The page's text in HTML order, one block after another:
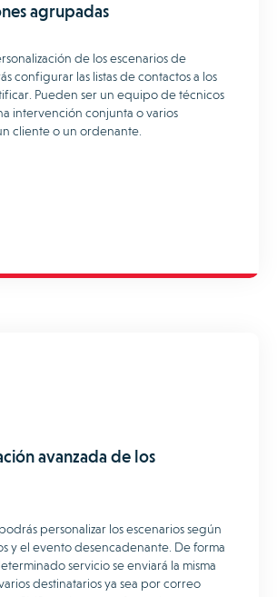
agrupadas
de los escenarios de
configurar las listas de contactos a los
Pueden ser un equipo de técnicos
intervención conjunta o varios
cliente o un ordenante.
avanzada de los
personalizar los escenarios según
y el evento desencadenante. De forma
servicio se enviará la misma
destinatarios ya sea por correo